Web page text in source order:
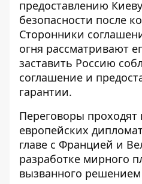
предоставлению
безопасности после
Сторонники
огня рассматривают
заставить Россию
соглашение и
гарантии.
Переговоры
европейских
главе с Францией и
разработке мирного
вызванного